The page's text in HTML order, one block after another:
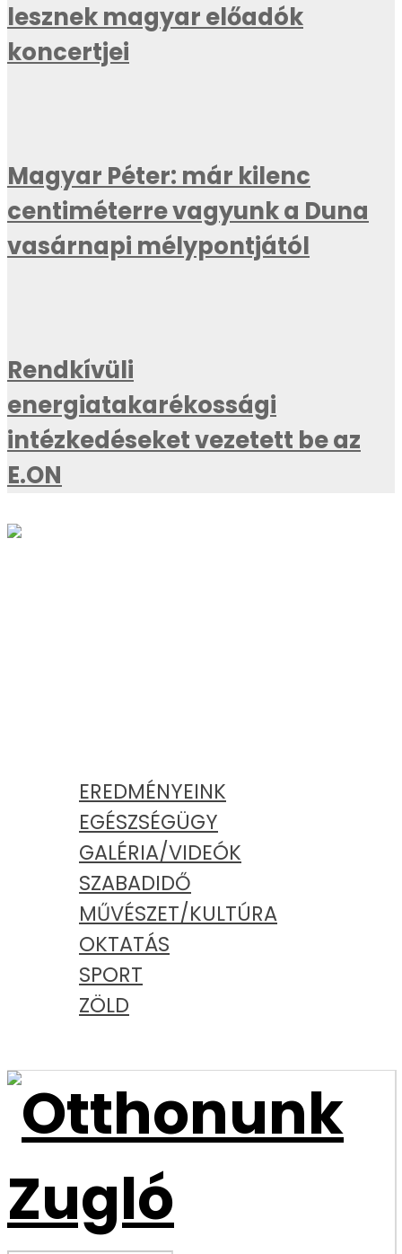
lesznek magyar előadók
koncertjei
Magyar Péter: már kilenc
centiméterre vagyunk a Duna
vasárnapi mélypontjától
Rendkívüli
energiatakarékossági
intézkedéseket vezetett be az
E.ON
EREDMÉNYEINK
EGÉSZSÉGÜGY
GALÉRIA/VIDEÓK
SZABADIDŐ
MŰVÉSZET/KULTÚRA
OKTATÁS
SPORT
ZÖLD